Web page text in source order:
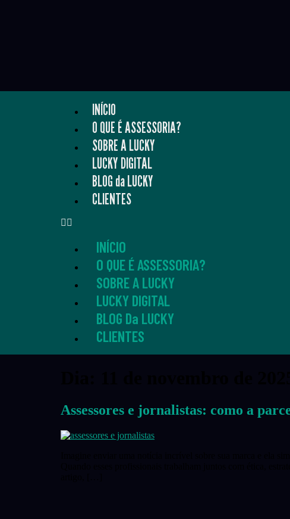
INÍCIO
O QUE É ASSESSORIA?
SOBRE A LUCKY
LUCKY DIGITAL
BLOG da LUCKY
CLIENTES
INÍCIO
O QUE É ASSESSORIA?
SOBRE A LUCKY
LUCKY DIGITAL
BLOG Da LUCKY
CLIENTES
Assessores e jornalistas: como a